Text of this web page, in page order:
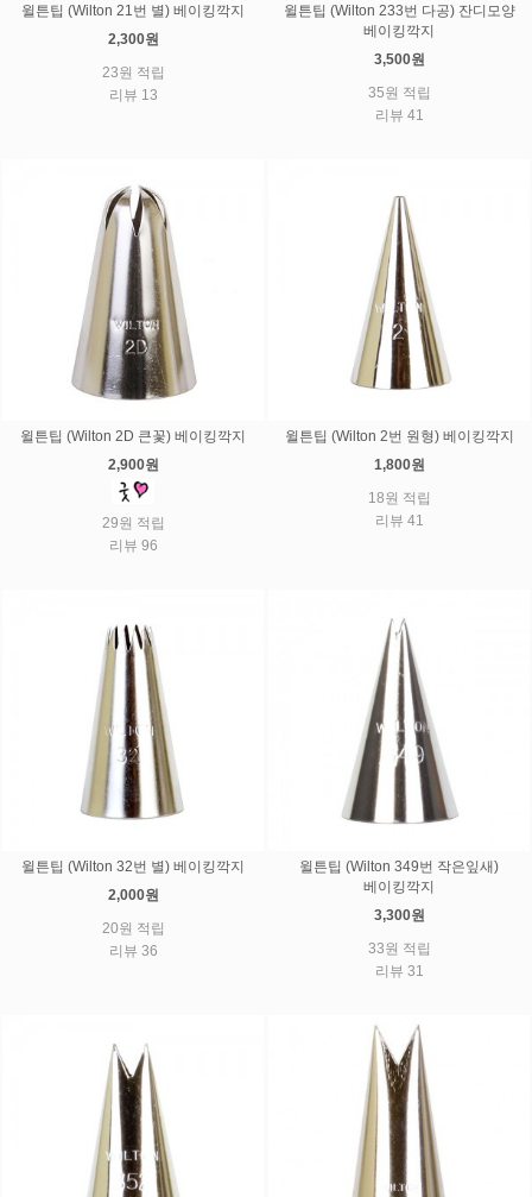
윌튼팁 (Wilton 21번 별) 베이킹깍지
2,300원
23원 적립
리뷰 13
윌튼팁 (Wilton 233번 다공) 잔디모양
베이킹깍지
3,500원
35원 적립
리뷰 41
윌튼팁 (Wilton 2D 큰꽃) 베이킹깍지
2,900원
29원 적립
리뷰 96
윌튼팁 (Wilton 2번 원형) 베이킹깍지
1,800원
18원 적립
리뷰 41
윌튼팁 (Wilton 32번 별) 베이킹깍지
2,000원
20원 적립
리뷰 36
윌튼팁 (Wilton 349번 작은잎새)
베이킹깍지
3,300원
33원 적립
리뷰 31